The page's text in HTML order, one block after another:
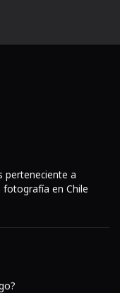
la capacidad de
lente: 49mm,
perteneciente a
fotografía en Chile